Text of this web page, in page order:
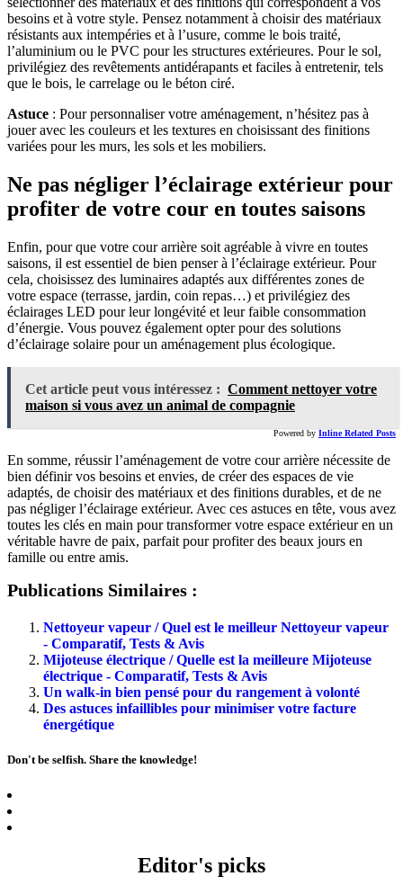
besoins et à votre style. Pensez notamment à choisir des matériaux
résistants aux intempéries et à l’usure, comme le bois traité,
l’aluminium ou le PVC pour les structures extérieures. Pour le sol,
privilégiez des revêtements antidérapants et faciles à entretenir, tels
que le bois, le carrelage ou le béton ciré.
Astuce : Pour personnaliser votre aménagement, n’hésitez pas à
jouer avec les couleurs et les textures en choisissant des finitions
variées pour les murs, les sols et les mobiliers.
Ne pas négliger l’éclairage extérieur pour
profiter de votre cour en toutes saisons
Enfin, pour que votre cour arrière soit agréable à vivre en toutes
saisons, il est essentiel de bien penser à l’éclairage extérieur. Pour
cela, choisissez des luminaires adaptés aux différentes zones de
votre espace (terrasse, jardin, coin repas…) et privilégiez des
éclairages LED pour leur longévité et leur faible consommation
d’énergie. Vous pouvez également opter pour des solutions
d’éclairage solaire pour un aménagement plus écologique.
Cet article peut vous intéressez : Comment nettoyer votre
maison si vous avez un animal de compagnie
Powered by Inline Related Posts
En somme, réussir l’aménagement de votre cour arrière nécessite de
bien définir vos besoins et envies, de créer des espaces de vie
adaptés, de choisir des matériaux et des finitions durables, et de ne
pas négliger l’éclairage extérieur. Avec ces astuces en tête, vous avez
toutes les clés en main pour transformer votre espace extérieur en un
véritable havre de paix, parfait pour profiter des beaux jours en
famille ou entre amis.
Publications Similaires :
Nettoyeur vapeur / Quel est le meilleur Nettoyeur vapeur
- Comparatif, Tests & Avis
Mijoteuse électrique / Quelle est la meilleure Mijoteuse
électrique - Comparatif, Tests & Avis
Un walk-in bien pensé pour du rangement à volonté
Des astuces infaillibles pour minimiser votre facture
énergétique
Don't be selfish. Share the knowledge!
Editor's picks